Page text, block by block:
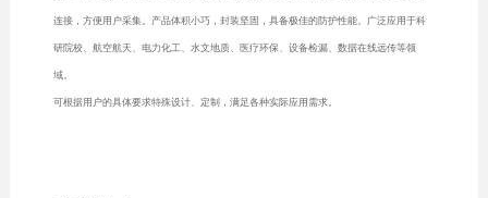
连接，方便用户采集。产品体积小巧，封装坚固，具备极佳的防护性能。广泛应用于科
研院校、航空航天、电力化工、水文地质、医疗环保、设备检漏、数据在线远传等领
域。
可根据用户的具体要求特殊设计、定制，满足各种实际应用需求。